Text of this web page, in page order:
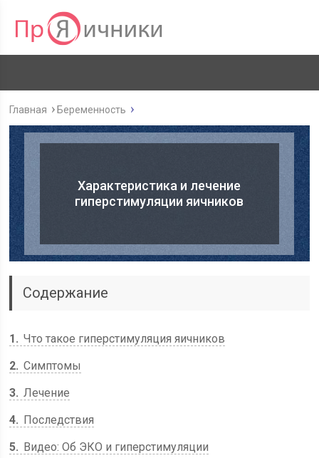
Главная Беременность
Характеристика и лечение
гиперстимуляции яичников
Содержание
1
Что такое гиперстимуляция яичников
2 Симптомы
3 Лечение
4
Последствия
5
Видео: Об ЭКО и гиперстимуляции